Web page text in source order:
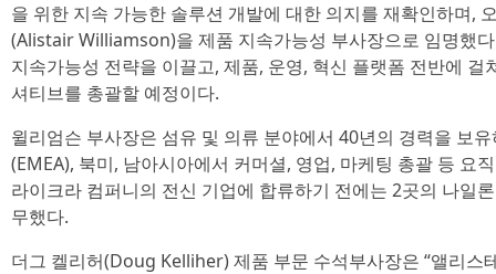
을 위한 지속 가능한 솔루션 개발에 대한 의지를 재확인하며,
(Alistair Williamson)을 제품 지속가능성 부사장으로 임명했
지속가능성 전략을 이끌고, 제품, 운영, 혁신 플랫폼 전반에
셔티브를 총괄할 예정이다.
윌리엄슨 부사장은 섬유 및 의류 분야에서 40년의 경력을 보유
(EMEA), 북미, 남아시아에서 커머셜, 영업, 마케팅 총괄 등 요
라이크라 컴퍼니의 전신 기업에 합류하기 전에는 2곳의 나일
무했다.
더그 켈리허(Doug Kelliher) 제품 부문 수석부사장은 “앨리스